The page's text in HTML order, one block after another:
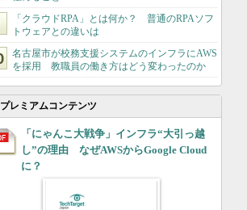
「クラウドRPA」とは何か？ 普通のRPAソフ
トウェアとの違いは
名古屋市が校務支援システムのインフラにAWS
を採用 教職員の働き方はどう変わったのか
プレミアムコンテンツ
「にゃんこ大戦争」インフラ“大引っ越
し”の理由 なぜAWSからGoogle Cloud
に？